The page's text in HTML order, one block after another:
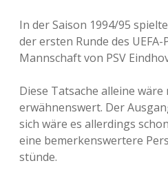
In der Saison 1994/95
der ersten Runde des
Mannschaft von PSV
Diese Tatsache alleine
erwähnenswert. Der
sich wäre es allerdings
eine bemerkenswertere
stünde.